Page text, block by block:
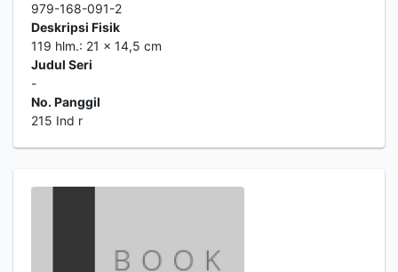
979-168-091-2
Deskripsi Fisik
119 hlm.: 21 x 14,5 cm
Judul Seri
-
No. Panggil
215 Ind r